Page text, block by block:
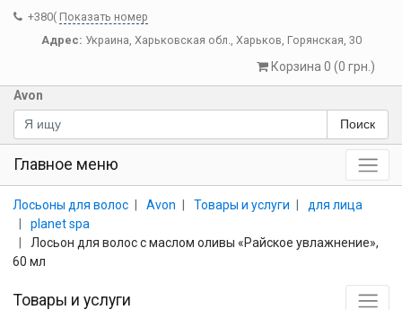
+380( Показать номер
Адрес: Украина, Харьковская обл., Харьков, Горянская, 30
Корзина 0 (0 грн.)
Avon
Поиск
Главное меню
Лосьоны для волос Avon Товары и услуги
для лица
planet spa
Лосьон для волос с маслом оливы «Райское увлажнение»,
60 мл
Товары и услуги